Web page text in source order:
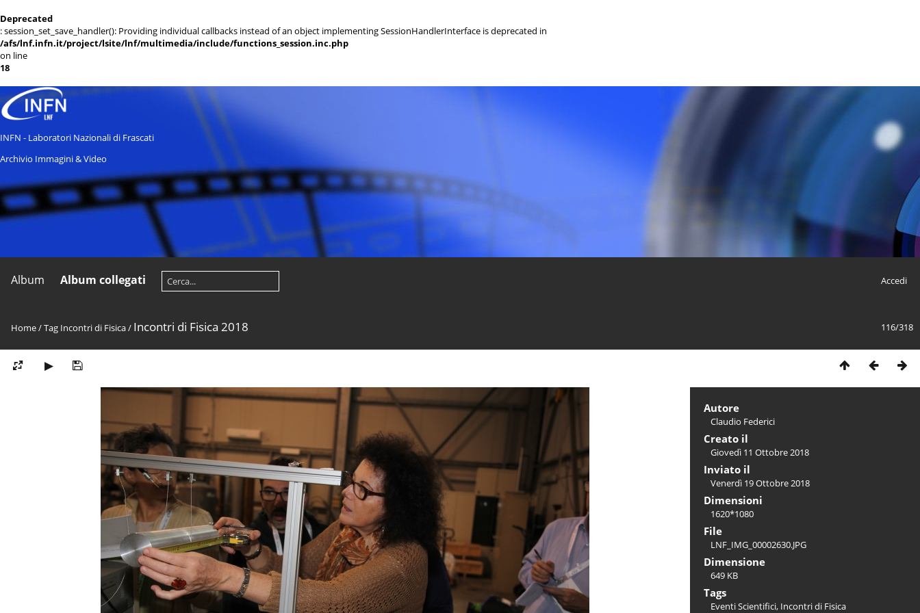
Deprecated
: session_set_save_handler(): Providing individual callbacks instead of an object implementing SessionHandlerInterface is deprecated in
/afs/lnf.infn.it/project/lsite/lnf/multimedia/include/functions_session.inc.php
on line
18
INFN - Laboratori Nazionali di Frascati
Archivio Immagini & Video
Album Album collegati Accedi
116/318
Home/Tag Incontri di Fisica/ Incontri di Fisica 2018
Autore
Claudio Federici
Creato il
Giovedì 11 Ottobre 2018
Inviato il
Venerdì 19 Ottobre 2018
Dimensioni
1620*1080
File
LNF_IMG_00002630.JPG
Dimensione
649 KB
Tags
Eventi Scientifici, Incontri di Fisica